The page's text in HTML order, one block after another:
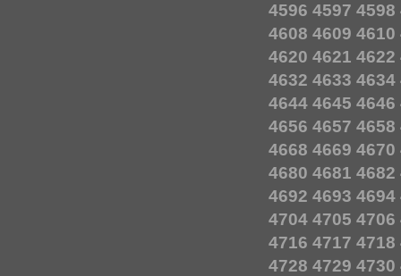
4596 4597 4598
4608 4609 4610
4620 4621 4622
4632 4633 4634
4644 4645 4646
4656 4657 4658
4668 4669 4670
4680 4681 4682
4692 4693 4694
4704 4705 4706
4716 4717 4718
4728 4729 4730